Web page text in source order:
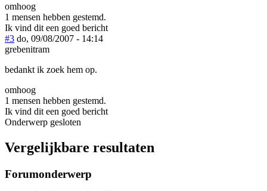
omhoog
1 mensen hebben gestemd.
Ik vind dit een goed bericht
#3 do, 09/08/2007 - 14:14
grebenitram
bedankt ik zoek hem op.
omhoog
1 mensen hebben gestemd.
Ik vind dit een goed bericht
Onderwerp gesloten
Vergelijkbare resultaten
Forumonderwerp